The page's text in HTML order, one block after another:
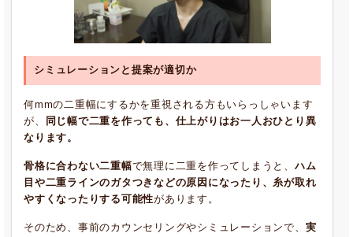
シミュレーションと提案が適切か
何mmの二重幅にするかを重視される方もいらっしゃいます
が、
同じ幅で二重を作っても、仕上がりはお一人おひとり異
なります。
骨格に合わない二重幅で無理に二重を作ってしまうと、 ハム
目や二重ラインのガタつきなどの原因になったり、糸が取れ
やすくなったりする可能性があります。
そのため、事前のカウンセリングやシミュレーションで、 実